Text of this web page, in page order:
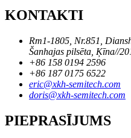
KONTAKTI
Rm1-1805, Nr.851,
Šanhajas pilsēta, Ķīna//
+86 158 0194 2596
+86 187 0175 6522
eric@xkh-semitech.com
doris@xkh-semitech.com
PIEPRASĪJUMS